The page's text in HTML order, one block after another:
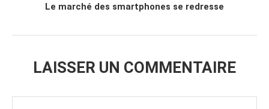
Le marché des smartphones se redresse
LAISSER UN COMMENTAIRE